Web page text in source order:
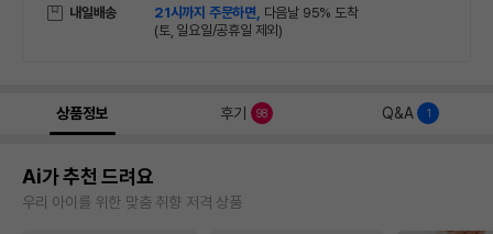
내일배송 21시까지 주문하면, 다음날 95% 도착
(토, 일요일/공휴일 제외)
상품정보 후기 98 Q&A 1
Ai가 추천 드려요
우리 아이를 위한 맞춤 취향 저격 상품